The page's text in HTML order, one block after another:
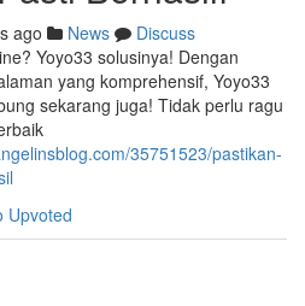
ago News
Discuss
Yoyo33 solusinya! Dengan
yang komprehensif, Yoyo33
sekarang juga! Tidak perlu ragu
35751523/pastikan-
Upvoted